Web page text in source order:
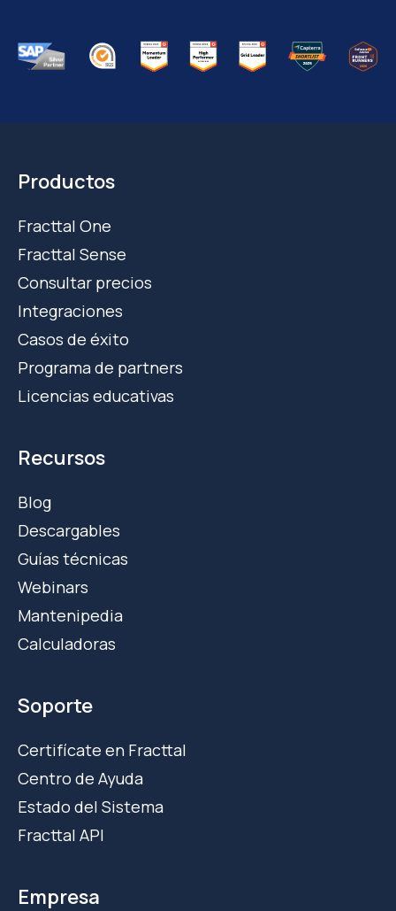
Productos
Fracttal One
Fracttal Sense
Consultar precios
Integraciones
Casos de éxito
Programa de partners
Licencias educativas
Recursos
Blog
Descargables
Guías técnicas
Webinars
Mantenipedia
Calculadoras
Soporte
Certifícate en Fracttal
Centro de Ayuda
Estado del Sistema
Fracttal API
Empresa